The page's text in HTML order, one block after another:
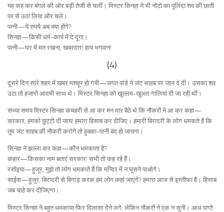
यह कह कर बंगले की ओर बड़ी तेजी से चलीं। मिस्टर सिनहा ने भी नोटो का पुलिंदा शव की छाती
पर से उठा लिया और चले।
पत्नी—ये रुपये अब क्या होंगे?
सिनहा—किसी धर्म-कार्य में दे दूंगा।
पत्नी—घर में मत रखना, खबरदार! हाय भगवान!
(4)
दूसरे दिन सारे शहर में खबर मशहूर हो गयी—जगत पांडे ने जंट साहब पर जान दे दी। उसका शव
उठा तो हजारों आदमी साथ थे। मिस्टर सिनहा को खुल्लम-खुल्ला गालियां दी जा रही थीं।
संध्या समय मिस्टर सिनहा कचहरी से आ कर मन मार बैठे थे कि नौकरों ने आ कर कहा—
सरकार, हमको छुट्टी दी जाय! हमारा हिसाब कर दीजिए। हमारी बिरादरी के लोग धमकते हैं कि
तुम जंट साहब की नौकरी करोगे तो हुक्का-पानी बंद हो जायगा।
सिनहा ने झल्ला कर कहा—कौन धमकाता है?
कहार—किसका नाम बताएं सरकार! सभी तो कह रहे हैं।
रसोइया—हुजूर, मुझे तो लोग धमकाते हैं कि मन्दिर में न घुसने पाओगे।
साईस—हुजूर, बिरादरी से बिगाड़ करक हम लोग कहां जाएंगे? हमारा आज से इस्तीफा है। हिसाब
जब चाहे कर दीजिएगा।
मिस्टर सिनहा ने बहुत धमकाया फिर दिलासा देने लगे; लेकिन नौकरों ने एक न सुनी। आध घण्टे